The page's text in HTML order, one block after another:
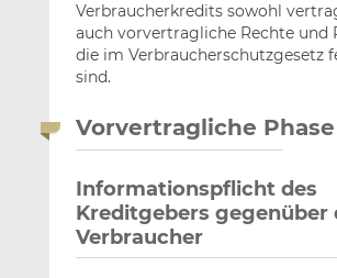
Verbraucherkredits sowohl
auch vorvertragliche Rechte und
die im Verbraucherschutzgesetz
sind.
Vorvertragliche Phase
Informationspflicht des
Kreditgebers gegenüber
Verbraucher